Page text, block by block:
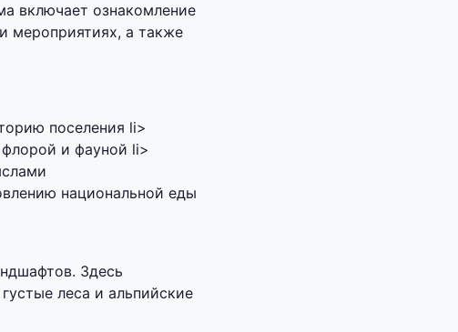
включает ознакомление
мероприятиях, а также
поселения li>
и фауной li>
национальной еды
Здесь
леса и альпийские